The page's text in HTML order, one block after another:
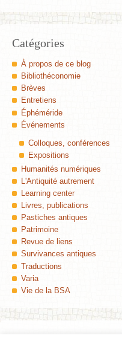
Catégories
À propos de ce blog
Bibliothéconomie
Brèves
Entretiens
Éphéméride
Événements
Colloques, conférences
Expositions
Humanités numériques
L'Antiquité autrement
Learning center
Livres, publications
Pastiches antiques
Patrimoine
Revue de liens
Survivances antiques
Traductions
Varia
Vie de la BSA